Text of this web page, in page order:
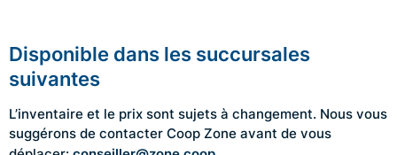
Disponible dans les succursales
suivantes
L’inventaire et le prix sont sujets à changement. Nous vous
suggérons de contacter Coop Zone avant de vous